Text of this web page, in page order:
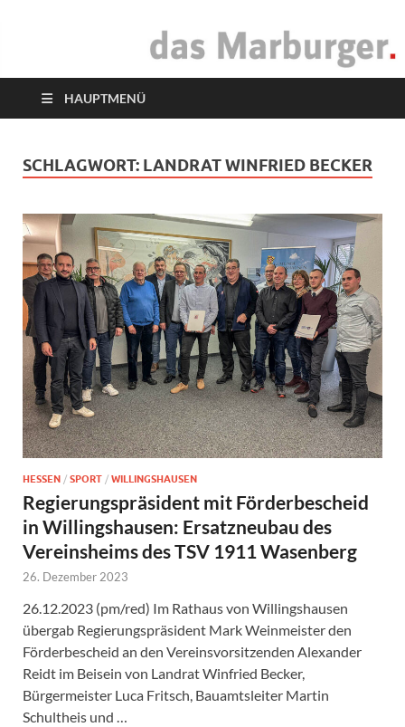
das Marburger.
HAUPTMENÜ
SCHLAGWORT: LANDRAT WINFRIED BECKER
HESSEN / SPORT / WILLINGSHAUSEN
Regierungspräsident mit Förderbescheid
in Willingshausen: Ersatzneubau des
Vereinsheims des TSV 1911 Wasenberg
26. Dezember 2023
26.12.2023 (pm/red) Im Rathaus von Willingshausen
übergab Regierungspräsident Mark Weinmeister den
Förderbescheid an den Vereinsvorsitzenden Alexander
Reidt im Beisein von Landrat Winfried Becker,
Bürgermeister Luca Fritsch, Bauamtsleiter Martin
Schultheis und …